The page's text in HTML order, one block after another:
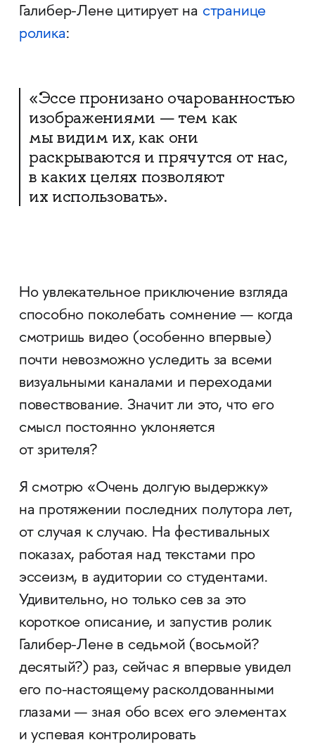
Галибер-Лене цитирует на странице
ролика:
«Эссе пронизано очарованностью
изображениями — тем как
мы видим их, как они
раскрываются и прячутся от нас,
в каких целях позволяют
их использовать».
Но увлекательное приключение взгляда
способно поколебать сомнение — когда
смотришь видео (особенно впервые)
почти невозможно уследить за всеми
визуальными каналами и переходами
повествование. Значит ли это, что его
смысл постоянно уклоняется
от зрителя?
Я смотрю «Очень долгую выдержку»
на протяжении последних полутора лет,
от случая к случаю. На фестивальных
показах, работая над текстами про
эссеизм, в аудитории со студентами.
Удивительно, но только сев за это
короткое описание, и запустив ролик
Галибер-Лене в седьмой (восьмой?
десятый?) раз, сейчас я впервые увидел
его по-настоящему расколдованными
глазами — зная обо всех его элементах
и успевая контролировать